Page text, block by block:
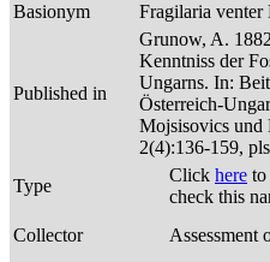
Basionym Fragilaria venter
Published in
Grunow, A.
Kenntniss der
Ungarns. In:
Österreich-
Mojsisovics und
2(4):136-159,
Type
Click here
check this
Collector
Assessment